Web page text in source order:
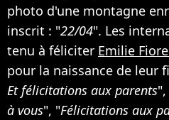
photo d'une montagne
inscrit : "22/04". Les
tenu à féliciter Emilie
pour la naissance de leur
Et félicitations aux parents
à vous", "Félicitations aux